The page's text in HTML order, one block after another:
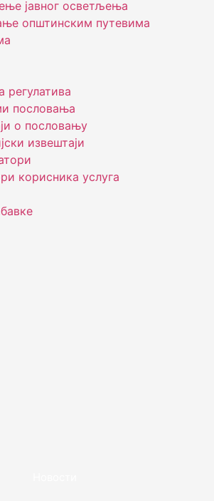
јавног осветљења
општинским путевима
регулатива
пословања
о пословању
извештаји
корисника услуга